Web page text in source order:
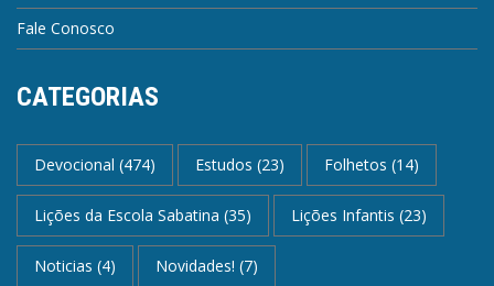
Fale Conosco
CATEGORIAS
Devocional (474) Estudos (23) Folhetos (14)
Lições da Escola Sabatina (35) Lições Infantis (23)
Noticias (4) Novidades! (7)